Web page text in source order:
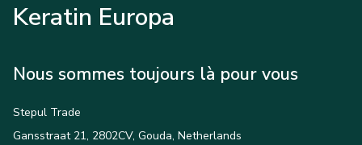
Keratin Europa
Nous sommes toujours là pour vous
Stepul Trade
Gansstraat 21, 2802CV, Gouda, Netherlands